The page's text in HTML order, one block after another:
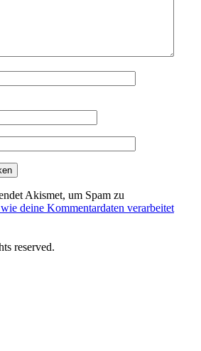
Akismet, um Spam zu
deine Kommentardaten verarbeitet
reserved.